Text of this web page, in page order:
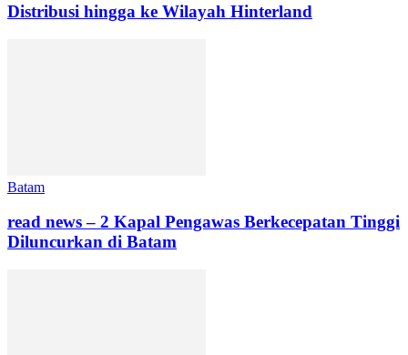
Distribusi hingga ke Wilayah Hinterland
Batam
read news – 2 Kapal Pengawas Berkecepatan Tinggi
Diluncurkan di Batam